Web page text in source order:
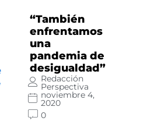
“También
enfrentamos
una
pandemia de
desigualdad”
Redacción
Perspectiva
noviembre 4,
2020
0